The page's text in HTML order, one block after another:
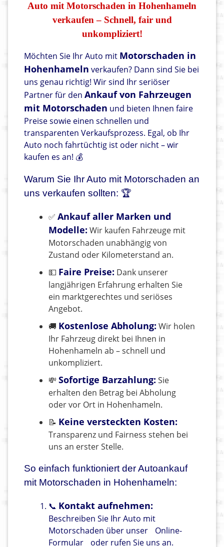
Auto mit Motorschaden in Hohenhameln
verkaufen – Schnell, fair und
unkompliziert!
Möchten Sie Ihr Auto mit Motorschaden in
Hohenhameln verkaufen? Dann sind Sie bei
uns genau richtig! Wir sind Ihr seriöser
Partner für den Ankauf von Fahrzeugen
mit Motorschaden und bieten Ihnen faire
Preise sowie einen schnellen und
transparenten Verkaufsprozess. Egal, ob Ihr
Auto noch fahrtüchtig ist oder nicht – wir
kaufen es an! 💰
Warum Sie Ihr Auto mit Motorschaden an
uns verkaufen sollten: 🏆
✅ Ankauf aller Marken und
Modelle: Wir kaufen Fahrzeuge mit
Motorschaden unabhängig von
Zustand oder Kilometerstand an.
💵 Faire Preise: Dank unserer
langjährigen Erfahrung erhalten Sie
ein marktgerechtes und seriöses
Angebot.
🚚 Kostenlose Abholung: Wir holen
Ihr Fahrzeug direkt bei Ihnen in
Hohenhameln ab – schnell und
unkompliziert.
💸 Sofortige Barzahlung: Sie
erhalten den Betrag bei Abholung
oder vor Ort in Hohenhameln.
📝 Keine versteckten Kosten:
Transparenz und Fairness stehen bei
uns an erster Stelle.
So einfach funktioniert der Autoankauf
mit Motorschaden in Hohenhameln:
📞 Kontakt aufnehmen:
Beschreiben Sie Ihr Auto mit
Motorschaden über unser
Online-
Formular
oder rufen Sie uns an.